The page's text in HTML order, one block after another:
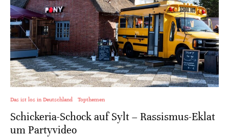
Das ist los in Deutschland Topthemen
Schickeria-Schock auf Sylt – Rassismus-Eklat
um Partyvideo